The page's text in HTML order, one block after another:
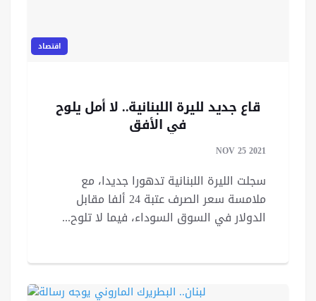
اقتصاد
قاع جديد لليرة اللبنانية.. لا أمل يلوح
في الأفق
NOV 25 2021
سجلت الليرة اللبنانية تدهورا جديدا، مع
ملامسة سعر الصرف عتبة 24 ألفا مقابل
الدولار في السوق السوداء، فيما لا تلوح...